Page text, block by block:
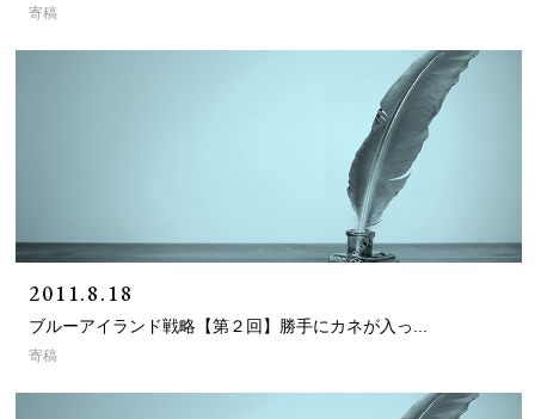
寄稿
2011.8.18
ブルーアイランド戦略【第２回】勝手にカネが入っ...
寄稿